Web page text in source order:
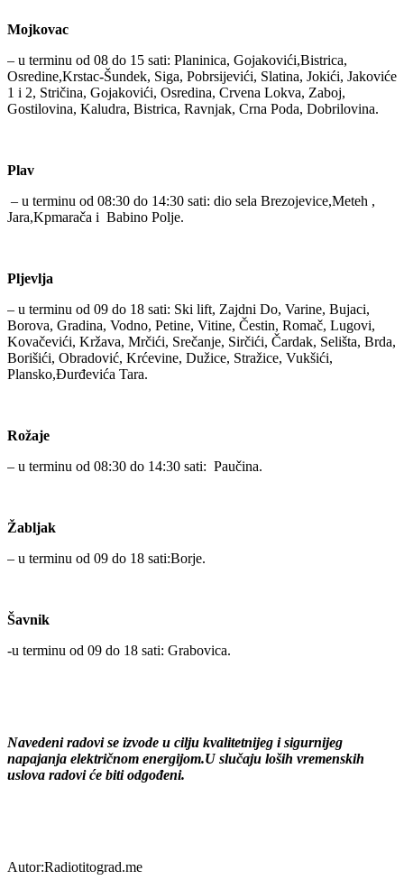
Mojkovac
– u terminu od 08 do 15 sati: Planinica, Gojakovići,Bistrica,
Osredine,Krstac-Šundek, Siga, Pobrsijevići, Slatina, Jokići, Jakoviće
1 i 2, Stričina, Gojakovići, Osredina, Crvena Lokva, Zaboj,
Gostilovina, Kaludra, Bistrica, Ravnjak, Crna Poda, Dobrilovina.
Plav
– u terminu od 08:30 do 14:30 sati: dio sela Brezojevice,Meteh ,
Jara,Kpmarača i Babino Polje.
Pljevlja
– u terminu od 09 do 18 sati: Ski lift, Zajdni Do, Varine, Bujaci,
Borova, Gradina, Vodno, Petine, Vitine, Čestin, Romač, Lugovi,
Kovačevići, Kržava, Mrčići, Srečanje, Sirčići, Čardak, Selišta, Brda,
Borišići, Obradović, Krćevine, Dužice, Stražice, Vukšići,
Plansko,Đurđevića Tara.
Rožaje
– u terminu od 08:30 do 14:30 sati: Paučina.
Žabljak
– u terminu od 09 do 18 sati:Borje.
Šavnik
-u terminu od 09 do 18 sati: Grabovica.
Navedeni radovi se izvode u cilju kvalitetnijeg i sigurnijeg
napajanja električnom energijom.U slučaju loših vremenskih
uslova radovi će biti odgođeni.
Autor:Radiotitograd.me